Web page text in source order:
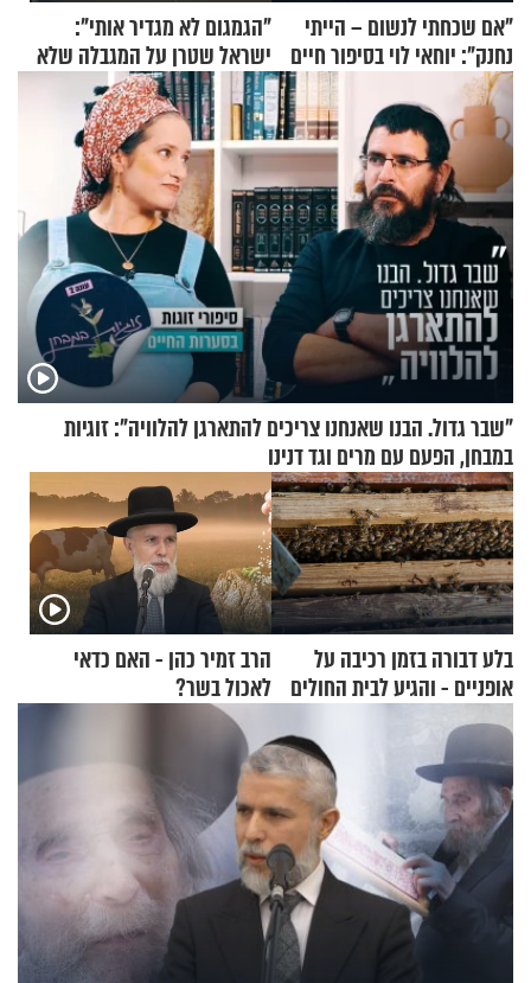
"אם שכחתי לנשום – הייתי
נחנק": יוחאי לוי בסיפור חיים
מעורר השראה
"הגמגום לא מגדיר אותי":
ישראל שטרן על המגבלה שלא
עוצרת אותו
"שבר גדול. הבנו שאנחנו צריכים להתארגן להלוויה": זוגיות
במבחן, הפעם עם מרים וגד דנינו
בלע דבורה בזמן רכיבה על
אופניים - והגיע לבית החולים
במצב מסכן חיים
הרב זמיר כהן - האם כדאי
לאכול בשר?